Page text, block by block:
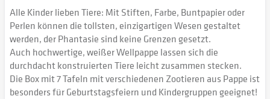
Alle Kinder lieben Tiere: Mit Stiften, Farbe, Buntpapier oder
Perlen können die tollsten, einzigartigen Wesen gestaltet
werden, der Phantasie sind keine Grenzen gesetzt.
Auch hochwertige, weißer Wellpappe lassen sich die
durchdacht konstruierten Tiere leicht zusammen stecken.
Die Box mit 7 Tafeln mit verschiedenen Zootieren aus Pappe ist
besonders für Geburtstagsfeiern und Kindergruppen geeignet!